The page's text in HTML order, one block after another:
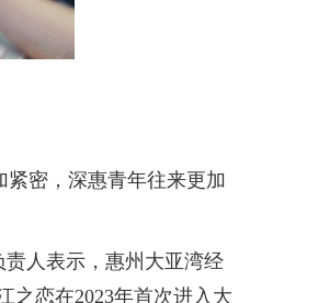
密，深惠青年往来更加
人表示，惠州大亚湾经
之恋在2023年首次进入大